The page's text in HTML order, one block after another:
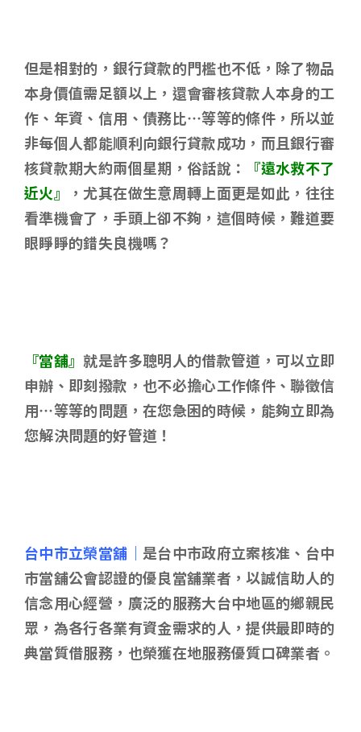
但是相對的，銀行貸款的門檻也不低，除了物品
本身價值需足額以上，還會審核貸款人本身的工
作、年資、信用、債務比…等等的條件，所以並
非每個人都能順利向銀行貸款成功，而且銀行審
核貸款期大約兩個星期，俗話說：
『遠水救不了
近火』
，尤其在做生意周轉上面更是如此，往往
看準機會了，手頭上卻不夠，這個時候，難道要
眼睜睜的錯失良機嗎？
『當舖』就是許多聰明人的借款管道，可以立即
申辦、即刻撥款，也不必擔心工作條件、聯徵信
用…等等的問題，在您急困的時候，能夠立即為
您解決問題的好管道！
台中市立榮當舖｜ 是台中市政府立案核准、台中
市當舖公會認證的優良當舖業者，以誠信助人的
信念用心經營，廣泛的服務大台中地區的鄉親民
眾，為各行各業有資金需求的人，提供最即時的
典當質借服務，也榮獲在地服務優質口碑業者。